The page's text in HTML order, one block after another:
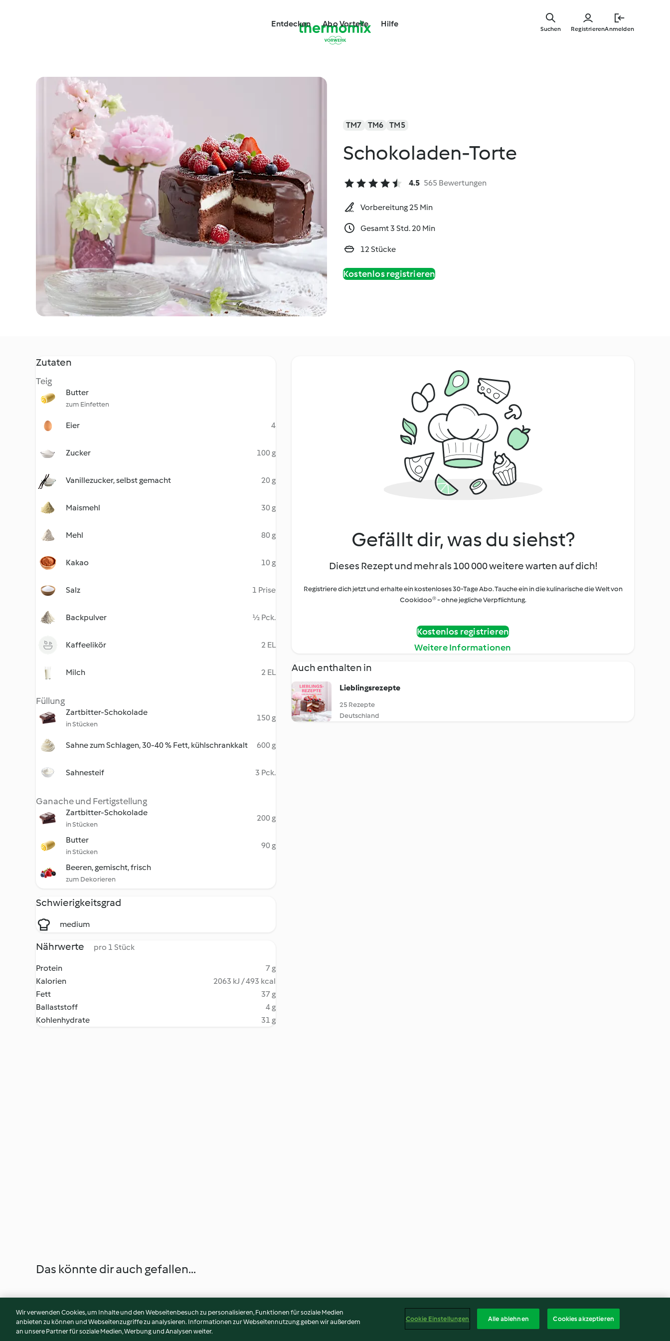
springen
Entdecken Abo Vorteile Hilfe
RegistrierenAnmelden
Suchen
TM7 TM6 TM5
Schokoladen-Torte
4.5 565 Bewertungen
Vorbereitung 25 Min
Gesamt 3 Std. 20 Min
12 Stücke
Kostenlos registrieren
Zutaten
Teig
Butter
zum Einfetten
Eier 4
Zucker 100 g
Vanillezucker, selbst gemacht 20 g
Maismehl 30 g
Mehl 80 g
Kakao 10 g
Salz 1 Prise
Backpulver ½ Pck.
Kaffeelikör 2 EL
Milch 2 EL
Füllung
Zartbitter-Schokolade
in Stücken
150 g
Sahne zum Schlagen, 30-40 % Fett, kühlschrankkalt 600 g
Sahnesteif 3 Pck.
Ganache und Fertigstellung
Zartbitter-Schokolade
in Stücken
200 g
Butter
in Stücken
90 g
Beeren, gemischt, frisch
zum Dekorieren
Schwierigkeitsgrad
medium
Nährwerte pro 1 Stück
Protein
7 g
Kalorien
2063 kJ / 493 kcal
Fett
37 g
Ballaststoff
4 g
Kohlenhydrate
31 g
Gefällt dir, was du siehst?
Dieses Rezept und mehr als 100 000 weitere warten auf dich!
Registriere dich jetzt und erhalte ein kostenloses 30-Tage Abo. Tauche ein in die kulinarische die Welt von
Cookidoo® - ohne jegliche Verpflichtung.
Kostenlos registrieren
Weitere Informationen
Auch enthalten in
Lieblingsrezepte
25 Rezepte
Deutschland
Das könnte dir auch gefallen...
Wir verwenden Cookies, um Inhalte und den Webseitenbesuch zu personalisieren, Funktionen für soziale Medien
anbieten zu können und Webseitenzugriffe zu analysieren. Informationen zur Webseitennutzung geben wir außerdem
an unsere Partner für soziale Medien, Werbung und Analysen weiter.
Cookie Einstellungen Alle ablehnen Cookies akzeptieren